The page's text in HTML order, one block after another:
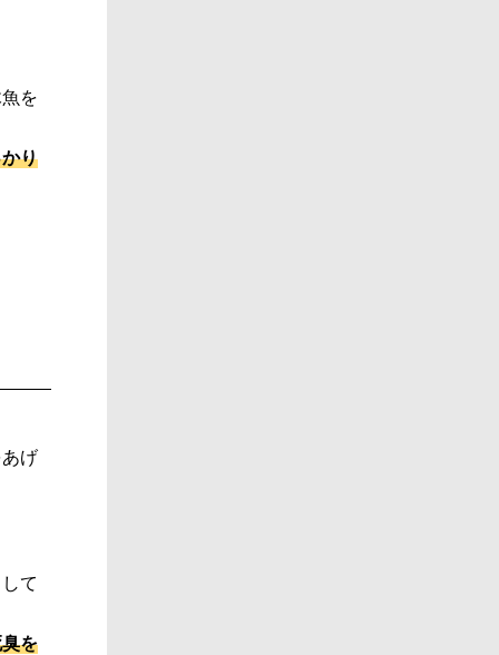
を
り
げ
て
を